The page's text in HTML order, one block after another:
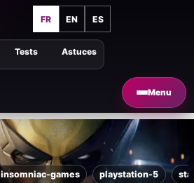
FR EN ES
Menu
Astuces
Tests
insomniac-games playstation-5